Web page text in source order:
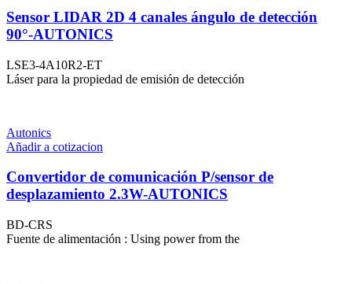
Sensor LIDAR 2D 4 canales ángulo de detección
90°-AUTONICS
LSE3-4A10R2-ET
Láser para la propiedad de emisión de detección
Autonics
Añadir a cotizacion
Convertidor de comunicación P/sensor de
desplazamiento 2.3W-AUTONICS
BD-CRS
Fuente de alimentación : Using power from the